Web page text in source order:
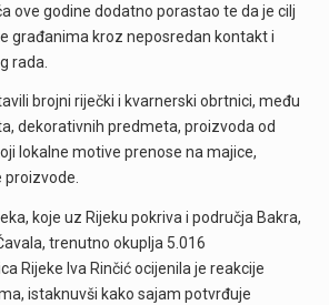
ove godine dodatno porastao te da je cilj
građanima kroz neposredan kontakt i
rada.
brojni riječki i kvarnerski obrtnici, među
dekorativnih predmeta, proizvoda od
lokalne motive prenose na majice,
proizvode.
koje uz Rijeku pokriva i područja Bakra,
trenutno okuplja 5.016
Rijeke Iva Rinčić ocijenila je reakcije
istaknuvši kako sajam potvrđuje